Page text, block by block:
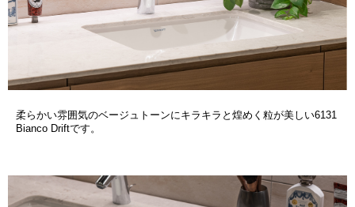
柔らかい雰囲気のベージュトーンにキラキラと煌めく粒が美しい6131
Bianco Driftです。